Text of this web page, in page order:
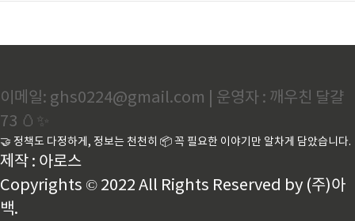
이메일: ghs0224@gmail.com | 운영자 : 깨우친 달걀
73 🥚✨
🤝 정책도 다정하게, 정보는 천천히 📦 꼭 필요한 이야기만 알차게 담았습니다.
제작 : 아로스
Copyrights © 2022 All Rights Reserved by (주)아
백.